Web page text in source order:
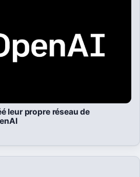
leur propre réseau de